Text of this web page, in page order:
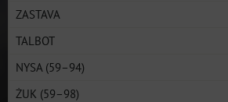
ZASTAVA
TALBOT
NYSA (59–94)
ŻUK (59–98)